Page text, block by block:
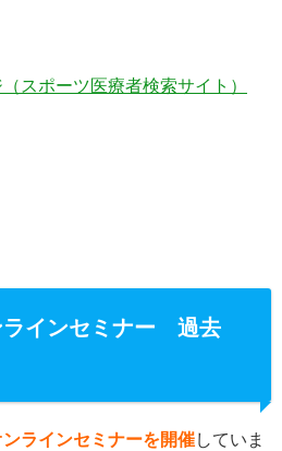
スポーツ医療者検索サイト）
インセミナー 過去
ンラインセミナーを開催していま